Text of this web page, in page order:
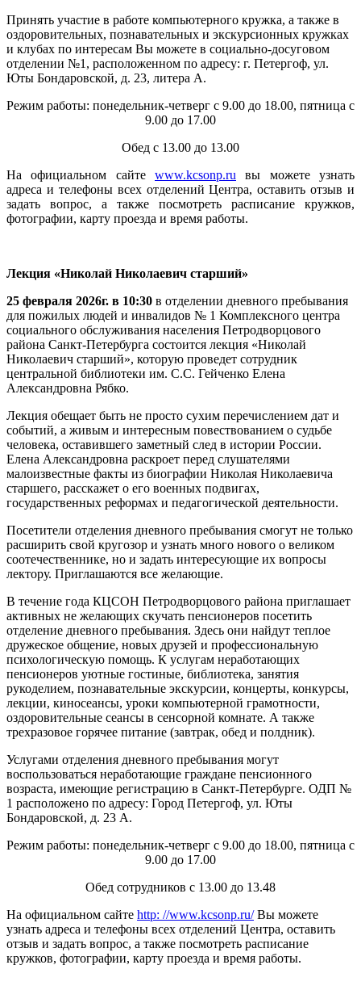
Принять участие в работе компьютерного кружка, а также в
оздоровительных, познавательных и экскурсионных кружках
и клубах по интересам Вы можете в социально-досуговом
отделении №1, расположенном по адресу: г. Петергоф, ул.
Юты Бондаровской, д. 23, литера А.
Режим работы: понедельник-четверг с 9.00 до 18.00, пятница с
9.00 до 17.00
Обед с 13.00 до 13.00
На официальном сайте www.kcsonp.ru вы можете узнать
адреса и телефоны всех отделений Центра, оставить отзыв и
задать вопрос, а также посмотреть расписание кружков,
фотографии, карту проезда и время работы.
Лекция «Николай Николаевич старший»
25 февраля 2026г. в 10:30 в отделении дневного пребывания
для пожилых людей и инвалидов № 1 Комплексного центра
социального обслуживания населения Петродворцового
района Санкт-Петербурга состоится лекция «Николай
Николаевич старший», которую проведет сотрудник
центральной библиотеки им. С.С. Гейченко Елена
Александровна Рябко.
Лекция обещает быть не просто сухим перечислением дат и
событий, а живым и интересным повествованием о судьбе
человека, оставившего заметный след в истории России.
Елена Александровна раскроет перед слушателями
малоизвестные факты из биографии Николая Николаевича
старшего, расскажет о его военных подвигах,
государственных реформах и педагогической деятельности.
Посетители отделения дневного пребывания смогут не только
расширить свой кругозор и узнать много нового о великом
соотечественнике, но и задать интересующие их вопросы
лектору. Приглашаются все желающие.
В течение года КЦСОН Петродворцового района приглашает
активных не желающих скучать пенсионеров посетить
отделение дневного пребывания. Здесь они найдут теплое
дружеское общение, новых друзей и профессиональную
психологическую помощь. К услугам неработающих
пенсионеров уютные гостиные, библиотека, занятия
рукоделием, познавательные экскурсии, концерты, конкурсы,
лекции, киносеансы, уроки компьютерной грамотности,
оздоровительные сеансы в сенсорной комнате. А также
трехразовое горячее питание (завтрак, обед и полдник).
Услугами отделения дневного пребывания могут
воспользоваться неработающие граждане пенсионного
возраста, имеющие регистрацию в Санкт-Петербурге. ОДП №
1 расположено по адресу: Город Петергоф, ул. Юты
Бондаровской, д. 23 А.
Режим работы: понедельник-четверг с 9.00 до 18.00, пятница с
9.00 до 17.00
Обед сотрудников с 13.00 до 13.48
На официальном сайте http: //www.kcsonp.ru/Вы можете
узнать адреса и телефоны всех отделений Центра, оставить
отзыв и задать вопрос, а также посмотреть расписание
кружков, фотографии, карту проезда и время работы.